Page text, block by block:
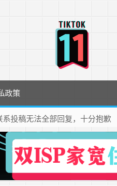
政策
投稿无法全部回复，十分抱歉